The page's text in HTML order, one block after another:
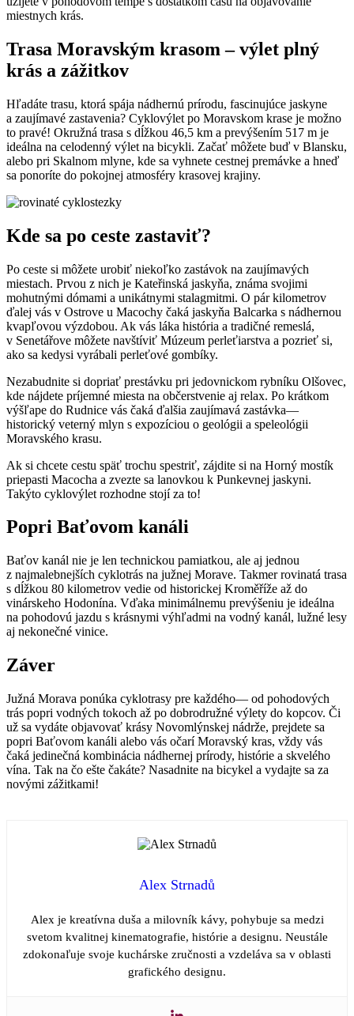
miestnych krás.
Trasa Moravským krasom – výlet plný
krás a zážitkov
Hľadáte trasu, ktorá spája nádhernú prírodu, fascinujúce jaskyne
a zaujímavé zastavenia? Cyklovýlet po Moravskom krase je možno
to pravé! Okružná trasa s dĺžkou 46,5 km a prevýšením 517 m je
ideálna na celodenný výlet na bicykli. Začať môžete buď v Blansku,
alebo pri Skalnom mlyne, kde sa vyhnete cestnej premávke a hneď
sa ponoríte do pokojnej atmosféry krasovej krajiny.
Kde sa po ceste zastaviť?
Po ceste si môžete urobiť niekoľko zastávok na zaujímavých
miestach. Prvou z nich je Kateřinská jaskyňa, známa svojimi
mohutnými dómami a unikátnymi stalagmitmi. O pár kilometrov
ďalej vás v Ostrove u Macochy čaká jaskyňa Balcarka s nádhernou
kvapľovou výzdobou. Ak vás láka história a tradičné remeslá,
v Senetářove môžete navštíviť Múzeum perleťiarstva a pozrieť si,
ako sa kedysi vyrábali perleťové gombíky.
Nezabudnite si dopriať prestávku pri jedovnickom rybníku Olšovec,
kde nájdete príjemné miesta na občerstvenie aj relax. Po krátkom
výšľape do Rudnice vás čaká ďalšia zaujímavá zastávka—
historický veterný mlyn s expozíciou o geológii a speleológii
Moravského krasu.
Ak si chcete cestu späť trochu spestriť, zájdite si na Horný mostík
priepasti Macocha a zvezte sa lanovkou k Punkevnej jaskyni.
Takýto cyklovýlet rozhodne stojí za to!
Popri Baťovom kanáli
Baťov kanál nie je len technickou pamiatkou, ale aj jednou
z najmalebnejších cyklotrás na južnej Morave. Takmer rovinatá trasa
s dĺžkou 80 kilometrov vedie od historickej Kroměříže až do
vinárskeho Hodonína. Vďaka minimálnemu prevýšeniu je ideálna
na pohodovú jazdu s krásnymi výhľadmi na vodný kanál, lužné lesy
aj nekonečné vinice.
Záver
Južná Morava ponúka cyklotrasy pre každého— od pohodových
trás popri vodných tokoch až po dobrodružné výlety do kopcov. Či
už sa vydáte objavovať krásy Novomlýnskej nádrže, prejdete sa
popri Baťovom kanáli alebo vás očarí Moravský kras, vždy vás
čaká jedinečná kombinácia nádhernej prírody, histórie a skvelého
vína. Tak na čo ešte čakáte? Nasadnite na bicykel a vydajte sa za
novými zážitkami!
Alex Strnadů
Alex je kreatívna duša a milovník kávy, pohybuje sa medzi
svetom kvalitnej kinematografie, histórie a designu. Neustále
zdokonaľuje svoje kuchárske zručnosti a vzdeláva sa v oblasti
grafického designu.